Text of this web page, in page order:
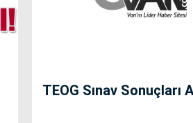
TEOG Sınav Sonuçları